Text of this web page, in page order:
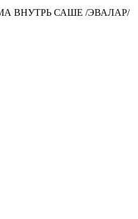
ВНУТРЬ САШЕ /ЭВАЛАР/